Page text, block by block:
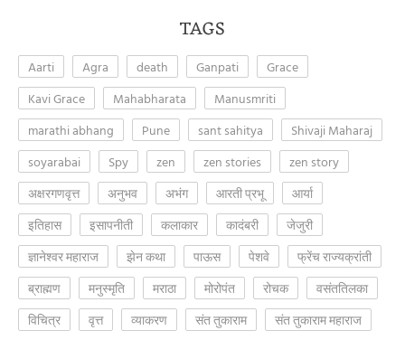
TAGS
Aarti Agra death Ganpati
Grace
Kavi Grace
Mahabharata
Manusmriti
marathi abhang
Pune sant sahitya
Shivaji Maharaj
soyarabai
Spy zen zen stories
zen story
अक्षरगणवृत्त
अनुभव अभंग आरती प्रभू
आर्या
इतिहास
इसापनीती कलाकार कादंबरी
जेजुरी
ज्ञानेश्वर महाराज
झेन कथा पाऊस पेशवे
फ्रेंच राज्यक्रांती
ब्राह्मण
मनुस्मृति मराठा मोरोपंत रोचक
वसंततिलका
विचित्र
वृत्त व्याकरण संत तुकाराम
संत तुकाराम महाराज